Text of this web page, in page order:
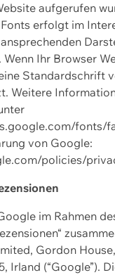
aufgerufen
erfolgt im
Ihr Browser
Standardschrift
Weitere
fonts/
von Google:
policies/
im Rahmen
Gordon
Irland (“Google”).